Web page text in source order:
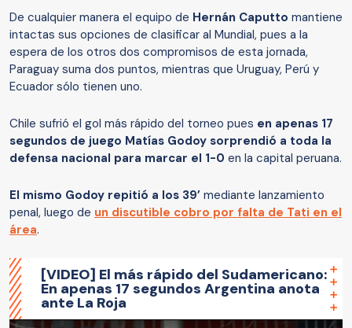
De cualquier manera el equipo de Hernán Caputto mantiene
intactas sus opciones de clasificar al Mundial, pues a la
espera de los otros dos compromisos de esta jornada,
Paraguay suma dos puntos, mientras que Uruguay, Perú y
Ecuador sólo tienen uno.
Chile sufrió el gol más rápido del torneo pues en apenas 17
segundos de juego Matías Godoy sorprendió a toda la
defensa nacional para marcar el 1-0 en la capital peruana.
El mismo Godoy repitió a los 39’ mediante lanzamiento
penal, luego de un discutible cobro por falta de Tati en el
área.
[VIDEO] El más rápido del Sudamericano:
En apenas 17 segundos Argentina anota
ante La Roja